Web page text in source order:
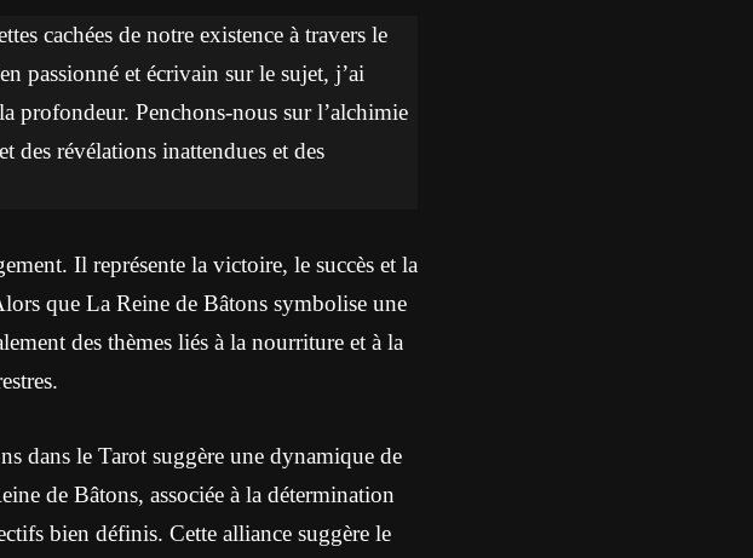
cachées de notre existence à travers le
passionné et écrivain sur le sujet, j’ai
profondeur. Penchons-nous sur l’alchimie
des révélations inattendues et des
Il représente la victoire, le succès et la
que La Reine de Bâtons symbolise une
des thèmes liés à la nourriture et à la
dans le Tarot suggère une dynamique de
de Bâtons, associée à la détermination
bien définis. Cette alliance suggère le